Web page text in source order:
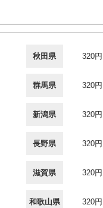
秋田県 320円
群馬県 320円
新潟県 320円
長野県 320円
滋賀県 320円
和歌山県 320円